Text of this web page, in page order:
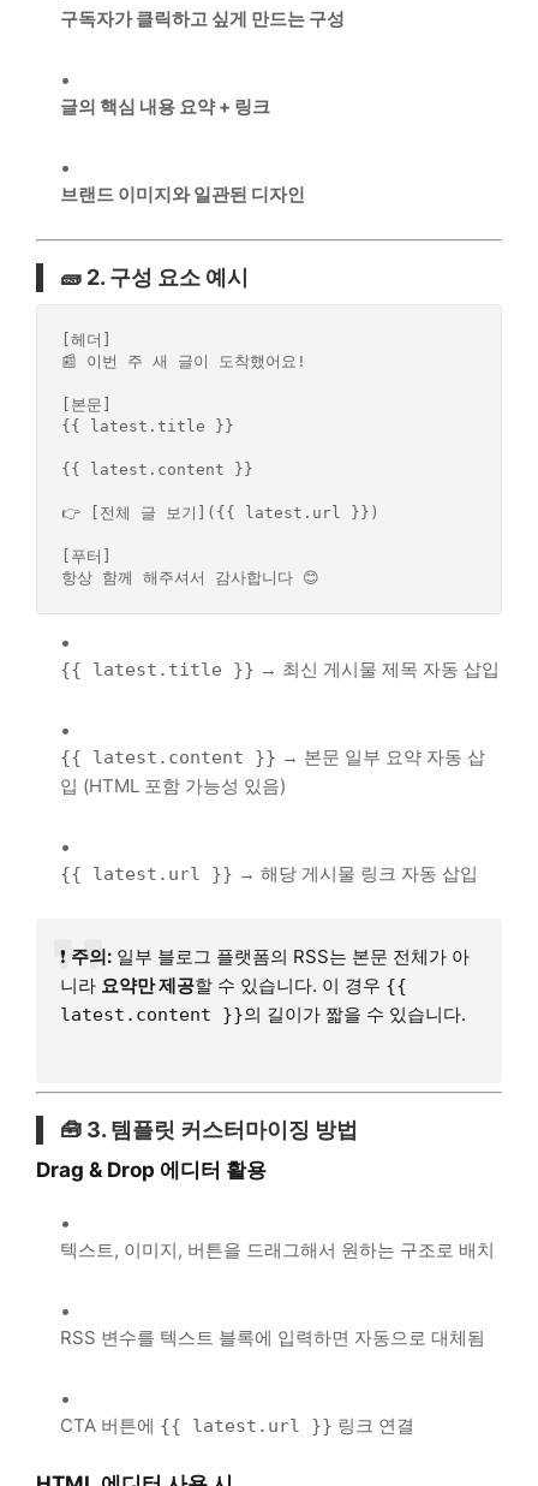
구독자가 클릭하고 싶게 만드는 구성
글의 핵심 내용 요약 + 링크
브랜드 이미지와 일관된 디자인
🧱 2. 구성 요소 예시
[헤더]
📰 이번 주 새 글이 도착했어요!
[본문]
{{ latest.title }}
{{ latest.content }}
👉 [전체 글 보기]({{ latest.url }})
[푸터]
{{ latest.title }} → 최신 게시물 제목 자동 삽입
{{ latest.content }} → 본문 일부 요약 자동 삽
입 (HTML 포함 가능성 있음)
{{ latest.url }} → 해당 게시물 링크 자동 삽입
❗ 주의: 일부 블로그 플랫폼의 RSS는 본문 전체가 아
니라 요약만 제공할 수 있습니다. 이 경우 {{
latest.content }}의 길이가 짧을 수 있습니다.
🧰 3. 템플릿 커스터마이징 방법
Drag & Drop 에디터 활용
텍스트, 이미지, 버튼을 드래그해서 원하는 구조로 배치
RSS 변수를 텍스트 블록에 입력하면 자동으로 대체됨
CTA 버튼에 {{ latest.url }} 링크 연결